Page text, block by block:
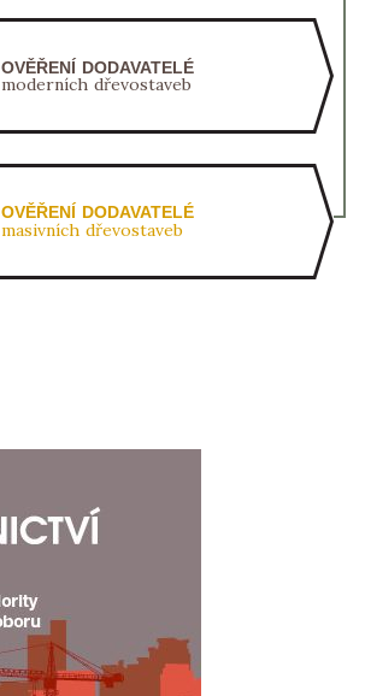
OVĚŘENÍ DODAVATELÉ
moderních dřevostaveb
OVĚŘENÍ DODAVATELÉ
masivních dřevostaveb